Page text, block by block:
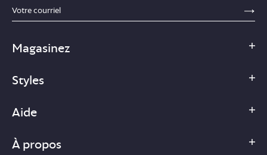
sections.footer.email_field_ada_label
Magasinez
Styles
Aide
À propos